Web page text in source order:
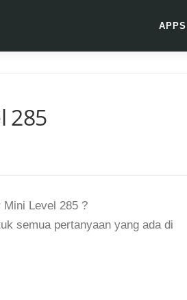
APPS
285
Mini Level 285 ?
semua pertanyaan yang ada di